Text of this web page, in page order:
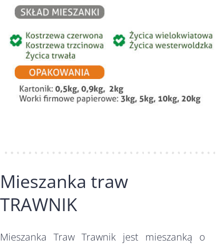
Mieszanka traw
TRAWNIK
Mieszanka Traw Trawnik jest mieszanką o